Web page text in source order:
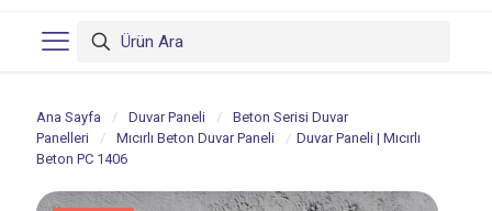
Ana Sayfa / Duvar Paneli /
Beton Serisi Duvar
Panelleri
/ Mıcırlı Beton Duvar Paneli / Duvar Paneli | Mıcırlı
Beton PC 1406